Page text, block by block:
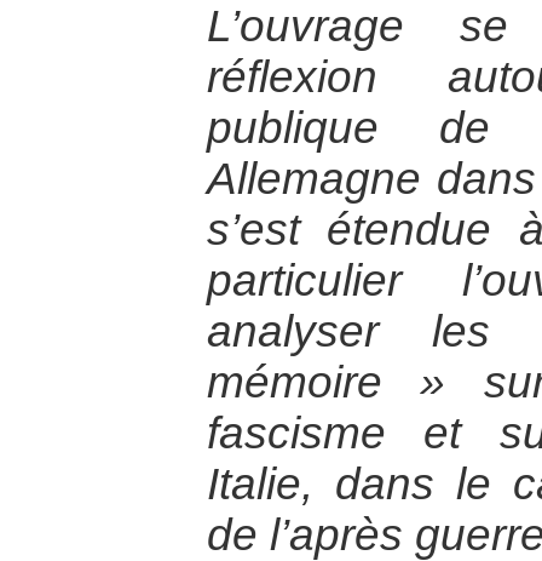
L’ouvrage
réflexion
publique de
Allemagne
s’est étendue
particulier
analyser
mémoire »
fascisme et
Italie, dans le
de l’après